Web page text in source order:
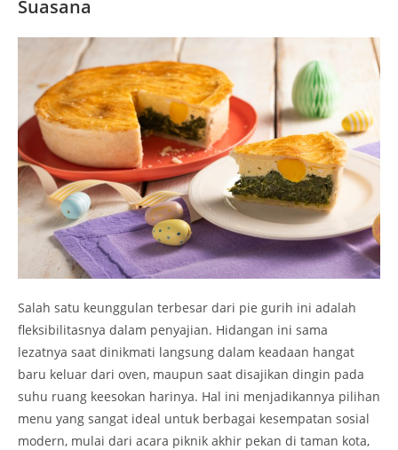
Suasana
Salah satu keunggulan terbesar dari pie gurih ini adalah
fleksibilitasnya dalam penyajian. Hidangan ini sama
lezatnya saat dinikmati langsung dalam keadaan hangat
baru keluar dari oven, maupun saat disajikan dingin pada
suhu ruang keesokan harinya. Hal ini menjadikannya pilihan
menu yang sangat ideal untuk berbagai kesempatan sosial
modern, mulai dari acara piknik akhir pekan di taman kota,